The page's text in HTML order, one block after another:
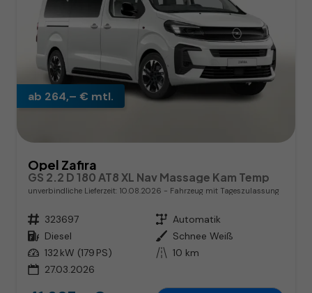
ab 264,– € mtl.
Opel Zafira
GS 2.2 D 180 AT8 XL Nav Massage Kam Temp
unverbindliche Lieferzeit: 10.08.2026 Fahrzeug mit Tageszulassung
Fahrzeugnr. 323697 Getriebe Automatik
Kraftstoff Diesel Außenfarbe Schnee Weiß
Leistung 132 kW (179 PS) Kilometerstand 10 km
27.03.2026